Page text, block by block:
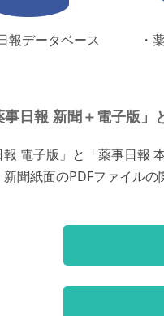
報データベース ・
事日報 新聞＋電子版」
報 電子版」と「薬事日報
聞紙面のPDFファイルの